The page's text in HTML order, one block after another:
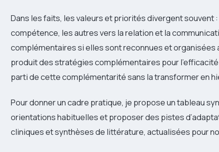
Dans les faits, les valeurs et priorités divergent souvent
compétence, les autres vers la relation et la
complémentaires si elles sont reconnues et organisées
produit des stratégies complémentaires pour
parti de cette complémentarité sans la transformer en
Pour donner un cadre pratique, je propose un tableau
orientations habituelles et proposer des pistes
cliniques et synthèses de littérature, actualisées pour